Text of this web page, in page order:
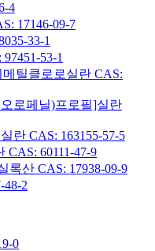
4
17146-09-7
33-1
53-1
틸클로로실란 CAS:
로페닐)프로필]실란
란 CAS: 163155-57-5
60111-47-9
록산 CAS: 17938-09-9
48-2
0